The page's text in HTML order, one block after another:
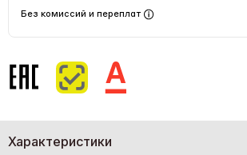
Без комиссий и переплат
Характеристики